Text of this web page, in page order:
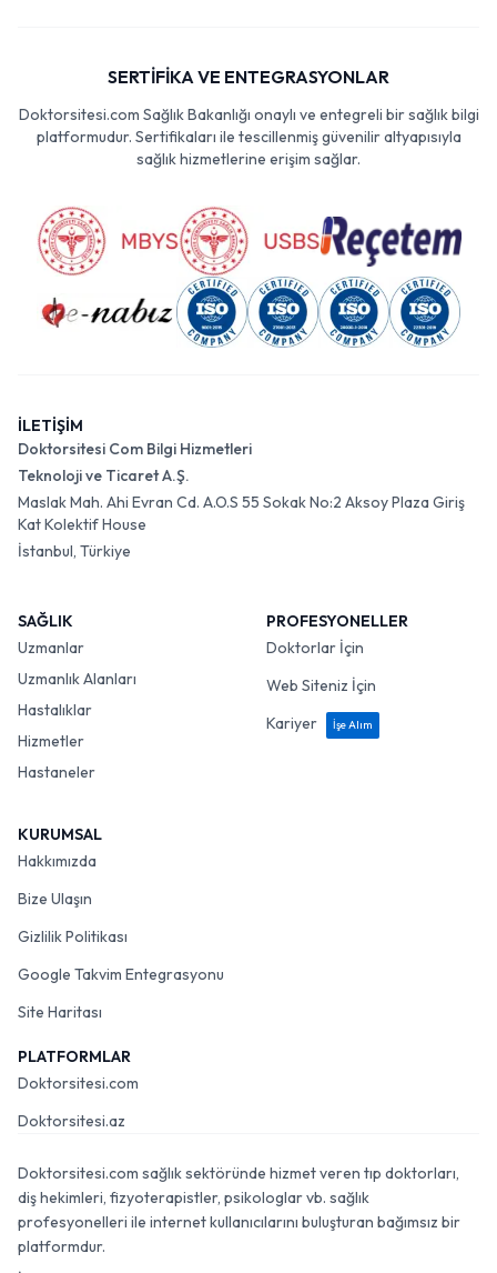
SERTİFİKA VE ENTEGRASYONLAR
Doktorsitesi.com Sağlık Bakanlığı onaylı ve entegreli bir sağlık bilgi
platformudur. Sertifikaları ile tescillenmiş güvenilir altyapısıyla
sağlık hizmetlerine erişim sağlar.
İLETİŞİM
Doktorsitesi Com Bilgi Hizmetleri
Teknoloji ve Ticaret A.Ş.
Maslak Mah. Ahi Evran Cd. A.O.S 55 Sokak No:2 Aksoy Plaza Giriş
Kat Kolektif House
İstanbul, Türkiye
SAĞLIK
Uzmanlar
Uzmanlık Alanları
Hastalıklar
Hizmetler
Hastaneler
PROFESYONELLER
Doktorlar İçin
Web Siteniz İçin
Kariyer
İşe Alım
KURUMSAL
Hakkımızda
Bize Ulaşın
Gizlilik Politikası
Google Takvim Entegrasyonu
Site Haritası
PLATFORMLAR
Doktorsitesi.com
Doktorsitesi.az
Doktorsitesi.com sağlık sektöründe hizmet veren tıp doktorları,
diş hekimleri, fizyoterapistler, psikologlar vb. sağlık
profesyonelleri ile internet kullanıcılarını buluşturan bağımsız bir
platformdur.